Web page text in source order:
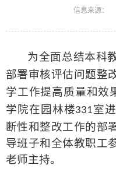
信息来源：
为全面总结本科
部署审核评估问题整
学工作提高质量和效
学院在园林楼331室
断性和整改工作的部
导班子和全体教职工
老师主持。